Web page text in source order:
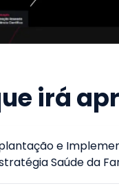
irá
e
Saúde da